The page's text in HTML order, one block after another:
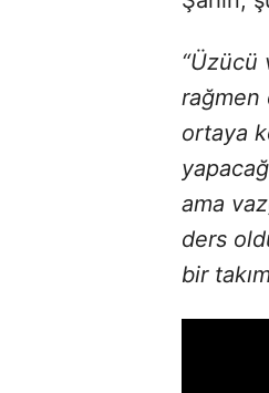
“Üzücü
rağmen
ortaya
ama
ders
bir